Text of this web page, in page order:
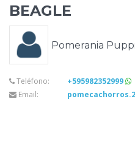
BEAGLE
Pomerania
Teléfono:
+595982352999
Email: